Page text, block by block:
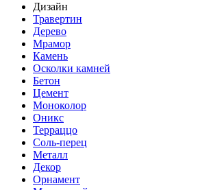
Дизайн
Травертин
Дерево
Мрамор
Камень
Осколки камней
Бетон
Цемент
Моноколор
Оникс
Терраццо
Соль-перец
Металл
Декор
Орнамент